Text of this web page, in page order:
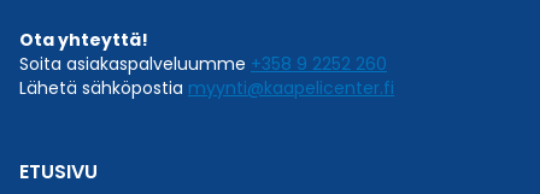
Ota yhteyttä!
Soita asiakaspalveluumme +358 9 2252 260
Lähetä sähköpostia myynti@kaapelicenter.fi
ETUSIVU